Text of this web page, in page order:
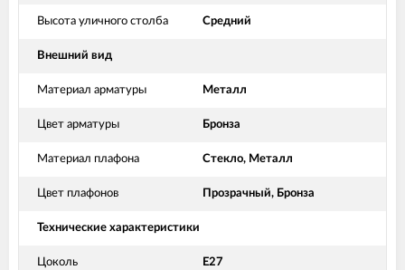
Высота уличного столба Средний
Внешний вид
Материал арматуры Металл
Цвет арматуры Бронза
Материал плафона Стекло, Металл
Цвет плафонов Прозрачный, Бронза
Технические характеристики
Цоколь E27